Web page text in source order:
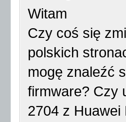
Witam
Czy coś się
polskich
mogę znaleźć
firmware? Czy
2704 z Huawei